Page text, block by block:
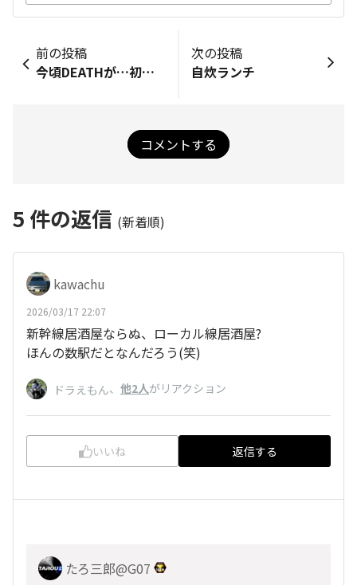
前の投稿
今頃DEATHが…初のPK勝ち✨👍😭🔥⚽
次の投稿
自炊ランチ
コメントする
5 件の返信 (新着順)
kawachu
2026/03/17 22:07
新幹線居酒屋ならぬ、ローカル線居酒屋?
ほんの数駅だとなんだろう(笑)
ドラえもん、 他2人がリアクション
いいね 返信する
たろ三郎@G07